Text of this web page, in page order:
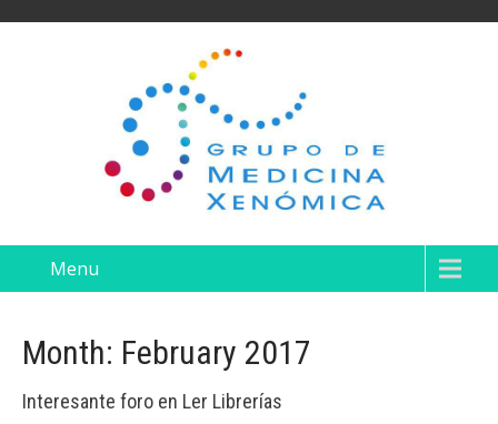
Menu
Month: February 2017
Interesante foro en Ler Librerías